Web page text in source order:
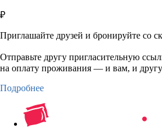
₽
Приглашайте друзей и бронируйте со
Отправьте другу пригласительную
на оплату проживания — и вам, и
Подробнее